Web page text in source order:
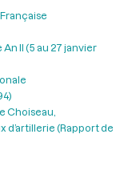
An II (5 au 27 janvier
Choiseau,
(Rapport de